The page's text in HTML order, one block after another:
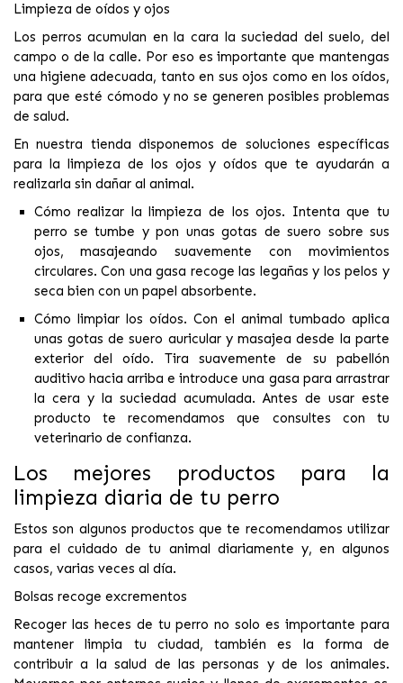
Limpieza de oídos y ojos
Los perros acumulan en la cara la suciedad del suelo, del
campo o de la calle. Por eso es importante que mantengas
una higiene adecuada, tanto en sus ojos como en los oídos,
para que esté cómodo y no se generen posibles problemas
de salud.
En nuestra tienda disponemos de soluciones específicas
para la limpieza de los ojos y oídos que te ayudarán a
realizarla sin dañar al animal.
Cómo realizar la limpieza de los ojos. Intenta que tu
perro se tumbe y pon unas gotas de suero sobre sus
ojos, masajeando suavemente con movimientos
circulares. Con una gasa recoge las legañas y los pelos y
seca bien con un papel absorbente.
Cómo limpiar los oídos. Con el animal tumbado aplica
unas gotas de suero auricular y masajea desde la parte
exterior del oído. Tira suavemente de su pabellón
auditivo hacia arriba e introduce una gasa para arrastrar
la cera y la suciedad acumulada. Antes de usar este
producto te recomendamos que consultes con tu
veterinario de confianza.
Los mejores productos para la
limpieza diaria de tu perro
Estos son algunos productos que te recomendamos utilizar
para el cuidado de tu animal diariamente y, en algunos
casos, varias veces al día.
Bolsas recoge excrementos
Recoger las heces de tu perro no solo es importante para
mantener limpia tu ciudad, también es la forma de
contribuir a la salud de las personas y de los animales.